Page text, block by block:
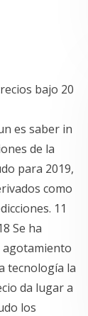
bajo 20
es saber in
de la
para 2019,
como
11
Se ha
agotamiento
tecnología la
da lugar a
los